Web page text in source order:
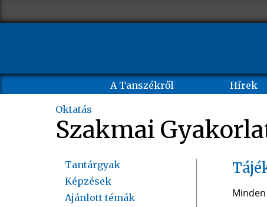
A Tanszékről Hírek
Oktatás
Szakmai
Tantárgyak
Képzések
Ajánlott témák